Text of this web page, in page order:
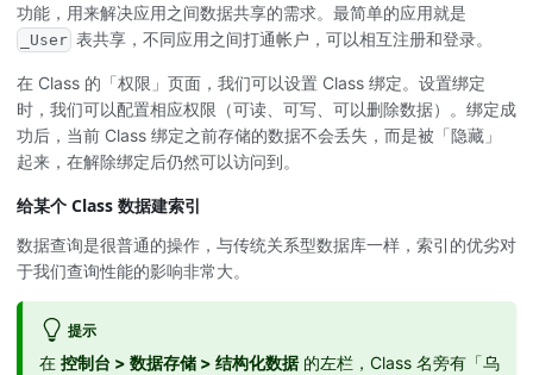
功能，用来解决应用之间数据共享的需求。最简单的应用就是
_User 表共享，不同应用之间打通帐户，可以相互注册和登录。
在 Class 的「权限」页面，我们可以设置 Class 绑定。设置绑定
时，我们可以配置相应权限（可读、可写、可以删除数据）。绑定成
功后，当前 Class 绑定之前存储的数据不会丢失，而是被「隐藏」
起来，在解除绑定后仍然可以访问到。
给某个 Class 数据建索引
数据查询是很普通的操作，与传统关系型数据库一样，索引的优劣对
于我们查询性能的影响非常大。
提示
在 控制台 > 数据存储 > 结构化数据的左栏，Class 名旁有「乌